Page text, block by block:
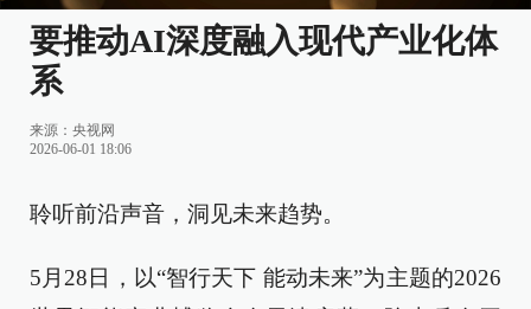
要推动AI深度融入现代产业化体
系
来源： 央视网
2026-06-01 18:06
聆听前沿声音，洞见未来趋势。
5月28日，以“智行天下 能动未来”为主题的2026